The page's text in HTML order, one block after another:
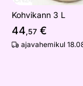
Kohvikann 3 L
44,57 €
ajavahemikul